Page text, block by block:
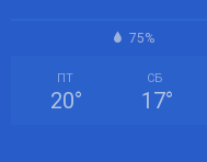
75%
ПТ
20°
СБ
17°